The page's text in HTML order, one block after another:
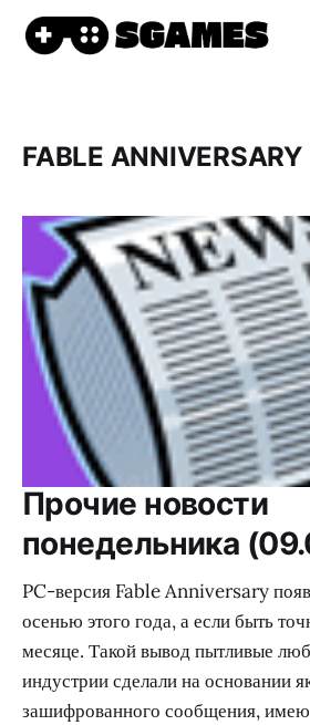
FABLE ANNIVERSARY
Прочие новости
понедельника
PC-версия Fable Anniversary
осенью этого года, а если быть
месяце. Такой вывод пытливые
индустрии сделали на основании
зашифрованного сообщения,